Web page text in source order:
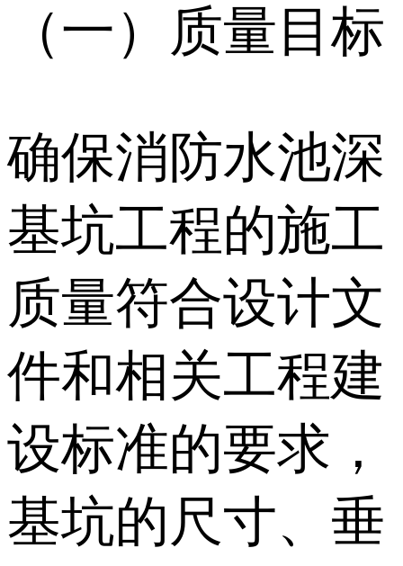
（一）质量目标
确保消防水池深
基坑工程的施工
质量符合设计文
件和相关工程建
设标准的要求，
基坑的尺寸、垂